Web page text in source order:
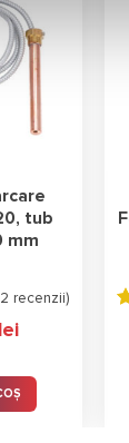
tub
mm
2 recenzii)
lei